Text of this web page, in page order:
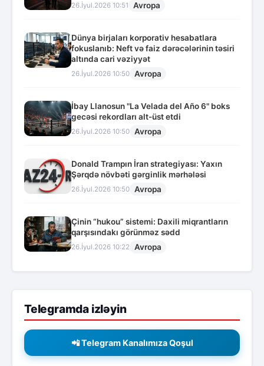
26.İyul.2026 10:51 Avropa
Dünya birjaları korporativ hesabatlara
fokuslanıb: Neft və faiz dərəcələrinin təsiri
altında cari vəziyyət
26.İyul.2026 10:50 Avropa
İbay Llanosun "La Velada del Año 6" boks
gecəsi rekordları alt-üst etdi
26.İyul.2026 10:50 Avropa
Donald Trampın İran strategiyası: Yaxın
Şərqdə növbəti gərginlik mərhələsi
26.İyul.2026 10:50 Avropa
Çinin “hukou” sistemi: Daxili miqrantların
qarşısındakı görünməz sədd
26.İyul.2026 10:22 Avropa
Telegramda izləyin
📲 Telegram Kanalımıza Qoşul